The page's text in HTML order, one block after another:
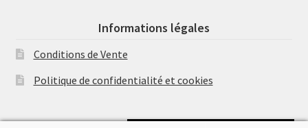
Informations légales
Conditions de Vente
Politique de confidentialité et cookies